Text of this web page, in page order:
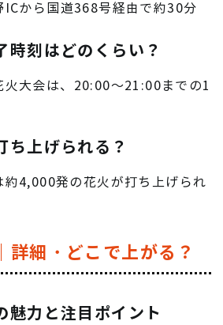
ICから国道368号経由で約30分
時刻はどのくらい？
火大会は、20:00～21:00までの1
ち上げられる？
約4,000発の花火が打ち上げられ
詳細・どこで上がる？
魅力と注目ポイント